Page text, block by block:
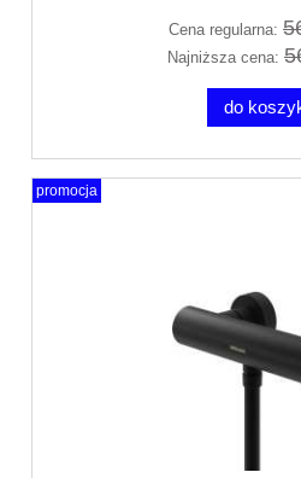
Cena regularna:
Najniższa cena:
do
promocja